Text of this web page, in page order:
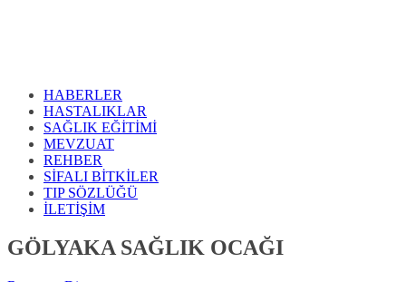
HABERLER
HASTALIKLAR
SAĞLIK EĞİTİMİ
MEVZUAT
REHBER
SİFALI BİTKİLER
TIP SÖZLÜĞÜ
İLETİŞİM
GÖLYAKA SAĞLIK OCAĞI